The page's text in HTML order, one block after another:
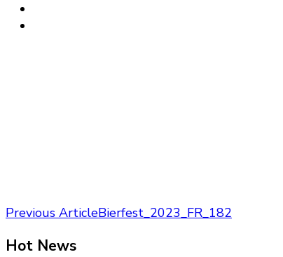
Post
Navigation
Previous ArticleBierfest_2023_FR_182
Hot News